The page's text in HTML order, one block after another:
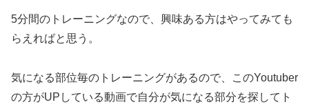
5分間のトレーニングなので、興味ある方はやってみても
らえればと思う。
気になる部位毎のトレーニングがあるので、このYoutuber
の方がUPしている動画で自分が気になる部分を探してト